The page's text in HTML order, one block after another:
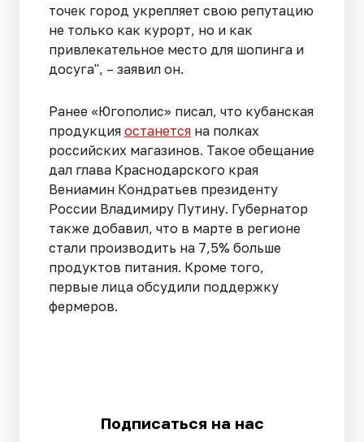
точек город укрепляет свою репутацию
не только как курорт, но и как
привлекательное место для шопинга и
досуга", – заявил он.
Ранее «Югополис» писал, что кубанская
продукция останется на полках
российских магазинов. Такое обещание
дал глава Краснодарского края
Вениамин Кондратьев президенту
России Владимиру Путину. Губернатор
также добавил, что в марте в регионе
стали производить на 7,5% больше
продуктов питания. Кроме того,
первые лица обсудили поддержку
фермеров.
Подписаться на нас